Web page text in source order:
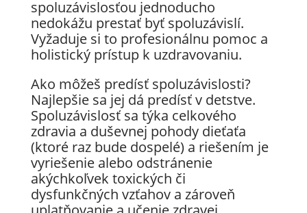
spoluzávislosťou jednoducho
nedokážu prestať byť spoluzávislí.
Vyžaduje si to profesionálnu pomoc a
holistický prístup k uzdravovaniu.
Ako môžeš predísť spoluzávislosti?
Najlepšie sa jej dá predísť v detstve.
Spoluzávislosť sa týka celkového
zdravia a duševnej pohody dieťaťa
(ktoré raz bude dospelé) a riešením je
vyriešenie alebo odstránenie
akýchkoľvek toxických či
dysfunkčných vzťahov a zároveň